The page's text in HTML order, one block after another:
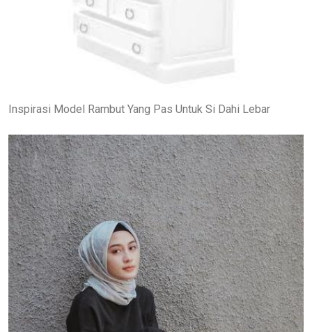
Inspirasi Model Rambut Yang Pas Untuk Si Dahi Lebar